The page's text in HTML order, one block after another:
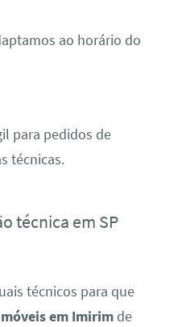
ao horário do
para pedidos de
técnicas.
técnica em SP
técnicos para que
em Imirimde